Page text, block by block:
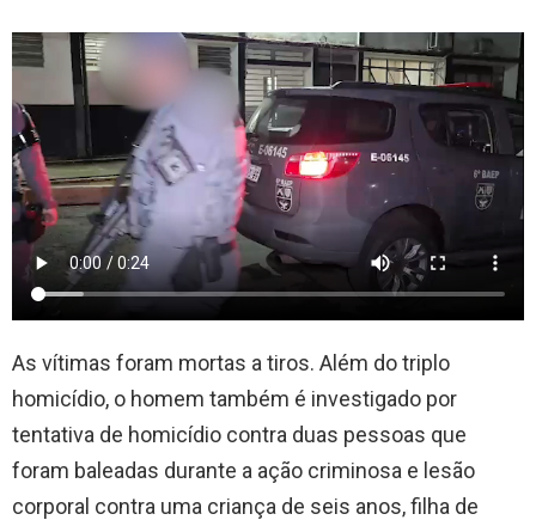
As vítimas foram mortas a tiros. Além do triplo
homicídio, o homem também é investigado por
tentativa de homicídio contra duas pessoas que
foram baleadas durante a ação criminosa e lesão
corporal contra uma criança de seis anos, filha de